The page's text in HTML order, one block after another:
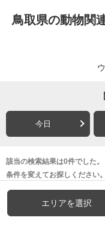
鳥取県の動物関
今日
該当の検索結果は0件でした。
条件を変えてお探しください。
エリアを選択